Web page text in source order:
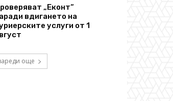
„Еконт“
вдигането на
услуги от 1
още